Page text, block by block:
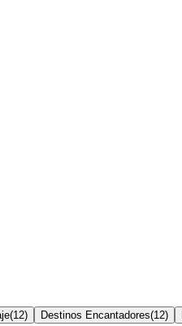
(12) Destinos Encantadores(12)